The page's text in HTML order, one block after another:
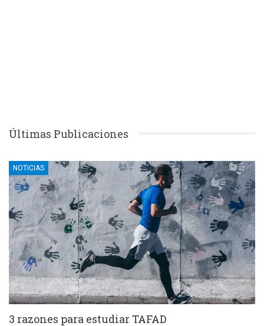
Últimas Publicaciones
NOTICIAS
3 razones para estudiar TAFAD